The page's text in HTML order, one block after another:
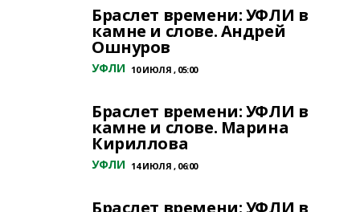
Браслет времени: УФЛИ в
камне и слове. Андрей
Ошнуров
УФЛИ 10 ИЮЛЯ , 05:00
Браслет времени: УФЛИ в
камне и слове. Марина
Кириллова
УФЛИ 14 ИЮЛЯ , 06:00
Браслет времени: УФЛИ в